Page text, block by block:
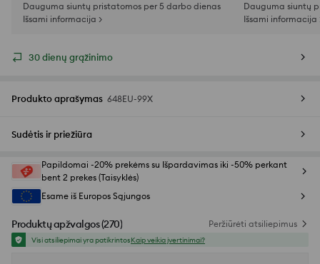
Dauguma siuntų pristatomos per 5 darbo dienas
Išsami informacija >
Dauguma siuntų
Išsami informacija
30 dienų grąžinimo
Produkto aprašymas 648EU-99X
Sudėtis ir priežiūra
Papildomai -20% prekėms su Išpardavimas iki -50% perkant
bent 2 prekes (Taisyklės)
Esame iš Europos Sąjungos
Produktų apžvalgos(270) Peržiūrėti atsiliepimus
Visi atsiliepimai yra patikrintosKaip veikia įvertinimai?